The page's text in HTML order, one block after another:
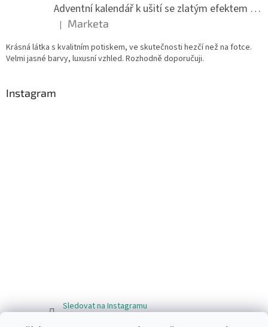
Adventní kalendář k ušití se zlatým efektem 042Q
Hodnocení produktu je 5 z 5 hvězdiček.
| Marketa
Krásná látka s kvalitním potiskem, ve skutečnosti hezčí než na fotce.
Velmi jasné barvy, luxusní vzhled. Rozhodně doporučuji.
Instagram
Sledovat na Instagramu